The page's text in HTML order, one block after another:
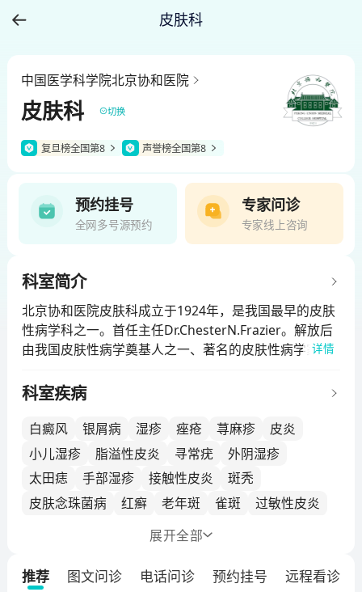
皮肤科
中国医学科学院北京协和医院
皮肤科 切换
复旦榜全国第8 声誉榜全国第8
预约挂号
全网多号源预约
专家问诊
专家线上咨询
科室简介
北京协和医院皮肤科成立于1924年，是我国最早的皮肤
性病学科之一。首任主任Dr.ChesterN.Frazier。解放后
由我国皮肤性病学奠基人之一、著名的皮肤性病学家、
人的不懈努力，协和医院皮肤科为我国的皮肤性病学发
是博士后、博士生及硕士生培养点，国家临床药理基
地。在学术带头人晋红中教授带领下，科室近年来队伍
不断壮大，在医疗、教学、科研等方面齐头并进、取得
突出的成绩，已成长为拥有自身免疫性大疱病、银屑
病、性传播疾病、激光美容治疗、皮肤组织病理诊断等
肤性病学科。积极开展多项诊疗新项目，如皮肤镜、皮
手术、光动力治疗鲜红斑痣等。多年来，坚持每周科主
详情
科室疾病
白癜风 银屑病 湿疹 痤疮 荨麻疹
皮炎
小儿湿疹
脂溢性皮炎 寻常疣
外阴湿疹
太田痣
手部湿疹 接触性皮炎
斑秃
皮肤念珠菌病
红癣 老年斑 雀斑
过敏性皮炎
寻常型银屑病
过敏性皮疹
慢性湿疹
玫瑰痤疮
脓疱型银屑病
展开全部
推荐 图文问诊 电话问诊 预约挂号 远程看诊